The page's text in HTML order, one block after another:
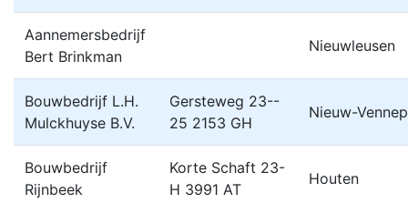
Aannemersbedrijf
Bert Brinkman
Nieuwleusen
Bouwbedrijf L.H.
Mulckhuyse B.V.
Gersteweg 23--
25 2153 GH
Nieuw-Vennep
Bouwbedrijf
Rijnbeek
Korte Schaft 23-
H 3991 AT
Houten